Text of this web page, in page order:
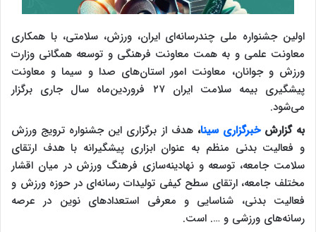
اولین جشنواره ملی چندرسانه‌ای ایران، ورزش، سلامتی، با همکاری
معاونت علمی و به همت معاونت فرهنگی و توسعه همگانی وزارت
ورزش و جوانان، معاونت امور استان‌های صدا و سیما و معاونت
پیشگیری بیمه سلامت ایران ۲۷ فروردین‌ماه سال جاری برگزار
می‌شود.
به گزارشخبرگزاری سینا، هدف از برگزاری این جشنواره ترویج ورزش
و فعالیت بدنی منظم به عنوان ابزاری پیشگیرانه با هدف ارتقای
سلامت جامعه، توسعه و نهادینه‌سازی فرهنگ ورزش در میان اقشار
مختلف جامعه، ارتقای سطح کیفی تولیدات رسانه‌ای در حوزه ورزش و
فعالیت بدنی، شناسایی و معرفی استعدادهای نوین در عرصه
رسانه‌های ورزشی و …. است.